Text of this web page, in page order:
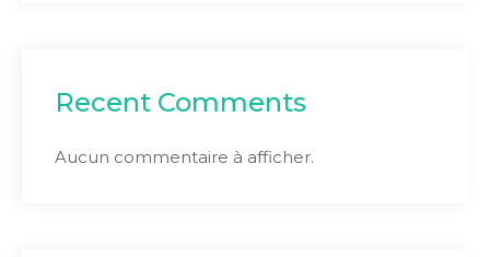
Recent Comments
Aucun commentaire à afficher.